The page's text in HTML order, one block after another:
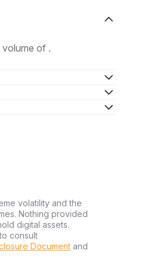
volume of .
volatility and the
Nothing provided
digital assets.
consult
Document and